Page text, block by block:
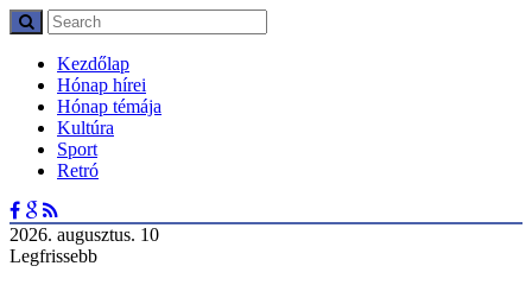
Kezdőlap
Hónap hírei
Hónap témája
Kultúra
Sport
Retró
2026. augusztus. 10
Legfrissebb